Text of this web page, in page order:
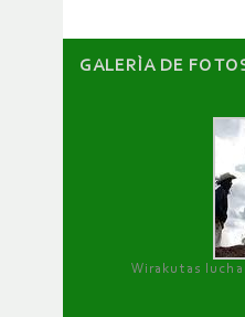
GALERÌA DE
Wirakutas